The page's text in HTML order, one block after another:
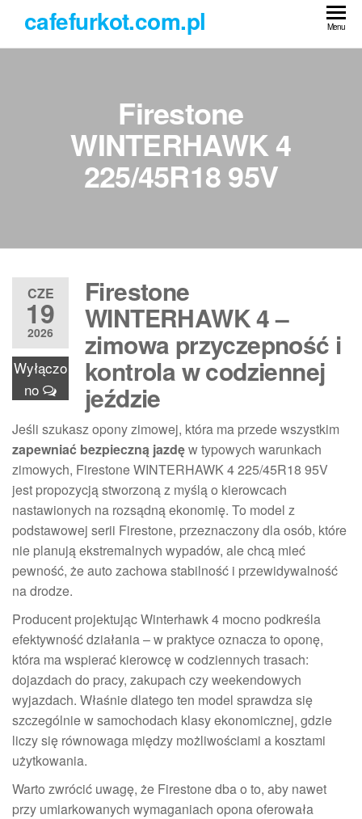
treści
cafefurkot.com.pl Menu
Firestone
WINTERHAWK 4
225/45R18 95V
CZE
19
2026
Wyłączo
no
Firestone
WINTERHAWK 4 –
zimowa przyczepność i
kontrola w codziennej
jeździe
Jeśli szukasz opony zimowej, która ma przede wszystkim
zapewniać bezpieczną jazdęw typowych warunkach
zimowych, Firestone WINTERHAWK 4 225/45R18 95V
jest propozycją stworzoną z myślą o kierowcach
nastawionych na rozsądną ekonomię. To model z
podstawowej serii Firestone, przeznaczony dla osób, które
nie planują ekstremalnych wypadów, ale chcą mieć
pewność, że auto zachowa stabilność i przewidywalność
na drodze.
Producent projektując Winterhawk 4 mocno podkreśla
efektywność działania – w praktyce oznacza to oponę,
która ma wspierać kierowcę w codziennych trasach:
dojazdach do pracy, zakupach czy weekendowych
wyjazdach. Właśnie dlatego ten model sprawdza się
szczególnie w samochodach klasy ekonomicznej, gdzie
liczy się równowaga między możliwościami a kosztami
użytkowania.
Warto zwrócić uwagę, że Firestone dba o to, aby nawet
przy umiarkowanych wymaganiach opona oferowała